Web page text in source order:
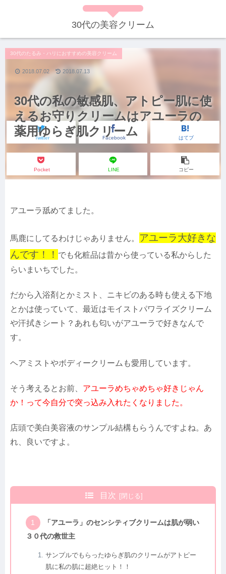
30代の美容クリーム
30代の私の敏感肌、アトピー肌に使
えるお守りクリームはアユーラの
薬用ゆらぎ肌クリーム
30代のたるみ・ハリにおすすめの美容クリーム
Twitter Facebook はてブ
Pocket LINE コピー
2018.07.13
2018.07.02
アユーラ舐めてました。
馬鹿にしてるわけじゃありません。
アユーラ大好きな
んです！！ でも化粧品は昔から使っている私からした
らいまいちでした。
だから入浴剤とかミスト、ニキビのある時も使える下地
とかは使っていて、最近はモイストパワライズクリーム
や汗拭きシート？あれも匂いがアユーラで好きなんで
す。
ヘアミストやボディークリームも愛用しています。
そう考えるとお前、 アユーラめちゃめちゃ好きじゃん
か！って今自分で突っ込み入れたくなりました。
店頭で美白美容液のサンプル結構もらうんですよね。あ
れ、良いですよ。
目次
「アユーラ」のセンシティブクリームは肌が弱い
３０代の救世主
サンプルでもらったゆらぎ肌のクリームがアトピー
肌に私の肌に超絶ヒット！！